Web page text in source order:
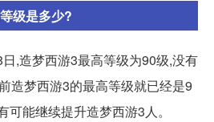
级是多少?
,造梦西游3最高等级为90级,没有
造梦西游3的最高等级就已经是9
能继续提升造梦西游3人。